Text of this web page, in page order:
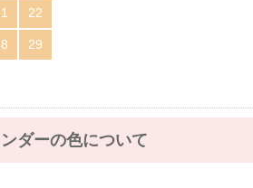
22
29
ダーの色について